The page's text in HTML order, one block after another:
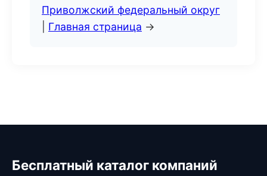
Приволжский федеральный округ
Главная страница →
Бесплатный каталог компаний